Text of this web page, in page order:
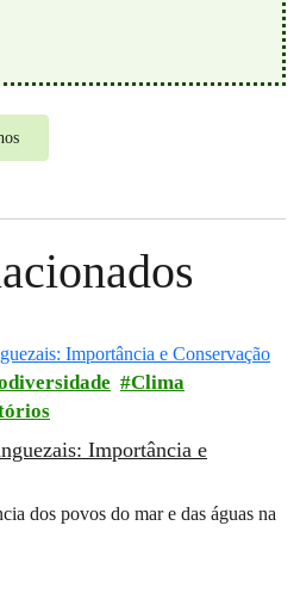
Clima
Importância e
dos povos do mar e das águas na